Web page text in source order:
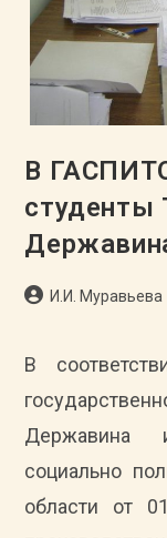
В
студенты
АвторИ.И. Муравьева
В
Державина
социально
области от